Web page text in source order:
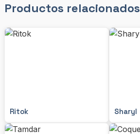
Productos relacionados
Ritok Sharyl